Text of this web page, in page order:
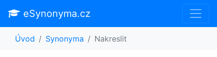
eSynonyma.cz
Úvod Synonyma Nakreslit